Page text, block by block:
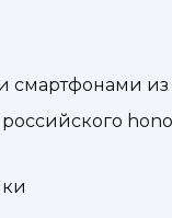
смартфонами из